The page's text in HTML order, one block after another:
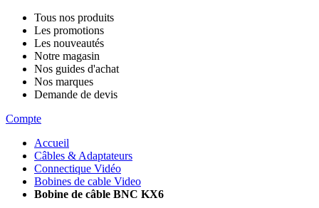
Tous nos produits
Les promotions
Les nouveautés
Notre magasin
Nos guides d'achat
Nos marques
Demande de devis
Compte
Accueil
Câbles & Adaptateurs
Connectique Vidéo
Bobines de cable Video
Bobine de câble BNC KX6